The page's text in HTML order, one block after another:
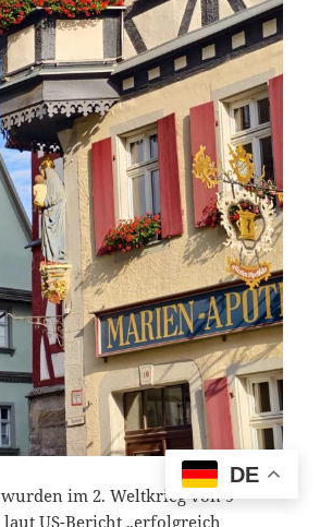
im 2. Weltkrieg von 9
US-Bericht „erfolgreich
DE